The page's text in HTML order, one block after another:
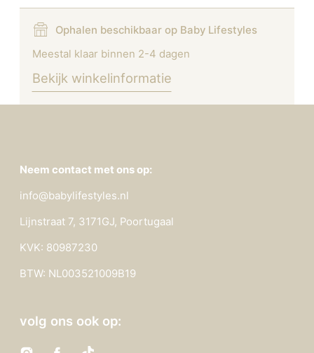
Ophalen beschikbaar op Baby Lifestyles
Meestal klaar binnen 2-4 dagen
Bekijk winkelinformatie
Neem contact met ons op:
info@babylifestyles.nl
Lijnstraat 7, 3171GJ, Poortugaal
KVK: 80987230
BTW: NL003521009B19
volg ons ook op: